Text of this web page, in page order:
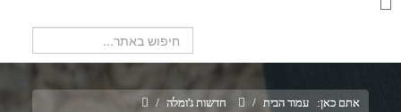
אתם כאן: עמוד הבית / חדשות ג'ומלה /